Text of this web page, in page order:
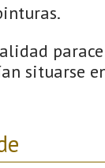
situarse